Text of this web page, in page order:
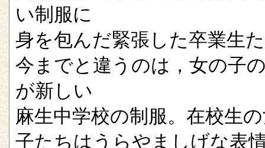
い制服に
身を包んだ緊張した卒業生
今までと違うのは，女の子
が新しい
麻生中学校の制服。在校生
子たちはうらやましげな表